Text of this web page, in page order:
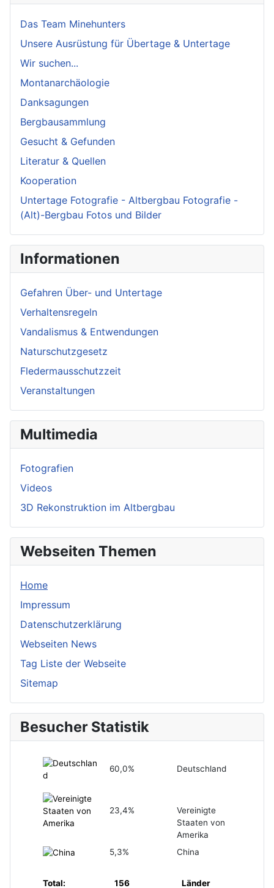
Das Team Minehunters
Unsere Ausrüstung für Übertage & Untertage
Wir suchen...
Montanarchäologie
Danksagungen
Bergbausammlung
Gesucht & Gefunden
Literatur & Quellen
Kooperation
Untertage Fotografie - Altbergbau Fotografie -
(Alt)-Bergbau Fotos und Bilder
Informationen
Gefahren Über- und Untertage
Verhaltensregeln
Vandalismus & Entwendungen
Naturschutzgesetz
Fledermausschutzzeit
Veranstaltungen
Multimedia
Fotografien
Videos
3D Rekonstruktion im Altbergbau
Webseiten Themen
Home
Impressum
Datenschutzerklärung
Webseiten News
Tag Liste der Webseite
Sitemap
Besucher Statistik
60,0% Deutschland
23,4%
Vereinigte
Staaten von
Amerika
5,3%
China
Total: 156 Länder